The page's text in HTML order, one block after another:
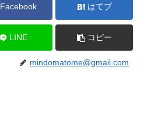
Facebook はてブ
LINE コピー
mindomatome@gmail.com